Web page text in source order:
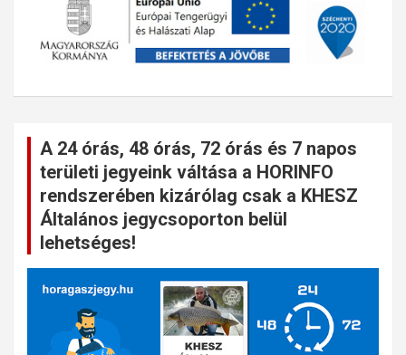
A 24 órás, 48 órás, 72 órás és 7 napos
területi jegyeink váltása a HORINFO
rendszerében kizárólag csak a KHESZ
Általános jegycsoporton belül
lehetséges!